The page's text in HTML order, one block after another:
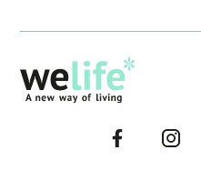
–
FACEBOOK–
–